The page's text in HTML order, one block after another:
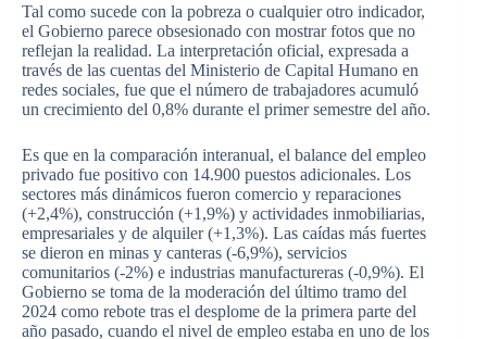
Tal como sucede con la pobreza o cualquier otro indicador,
el Gobierno parece obsesionado con mostrar fotos que no
reflejan la realidad. La interpretación oficial, expresada a
través de las cuentas del Ministerio de Capital Humano en
redes sociales, fue que el número de trabajadores acumuló
un crecimiento del 0,8% durante el primer semestre del año.
Es que en la comparación interanual, el balance del empleo
privado fue positivo con 14.900 puestos adicionales. Los
sectores más dinámicos fueron comercio y reparaciones
(+2,4%), construcción (+1,9%) y actividades inmobiliarias,
empresariales y de alquiler (+1,3%). Las caídas más fuertes
se dieron en minas y canteras (-6,9%), servicios
comunitarios (-2%) e industrias manufactureras (-0,9%). El
Gobierno se toma de la moderación del último tramo del
2024 como rebote tras el desplome de la primera parte del
año pasado, cuando el nivel de empleo estaba en uno de los